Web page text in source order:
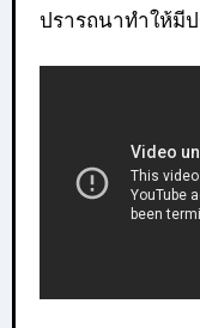
ปรารถนาทำให้มี